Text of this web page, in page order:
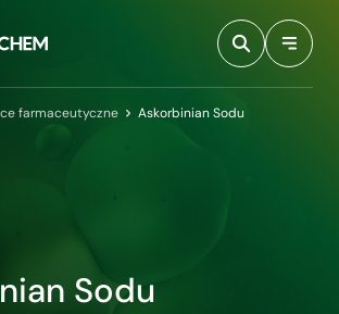
farmaceutyczne Askorbinian Sodu
Sodu